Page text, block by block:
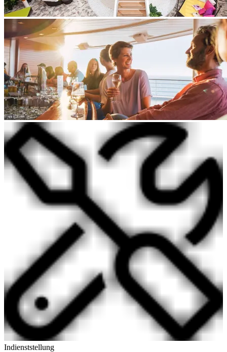
Indienststellung